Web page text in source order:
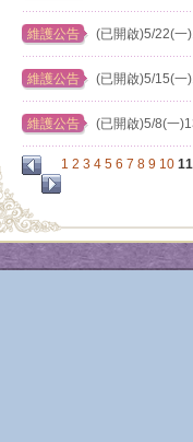
維護公告 (已開啟)5/22(一
維護公告 (已開啟)5/15(一
維護公告 (已開啟)5/8(一
1 2 3 4 5 6 7 8 9 10